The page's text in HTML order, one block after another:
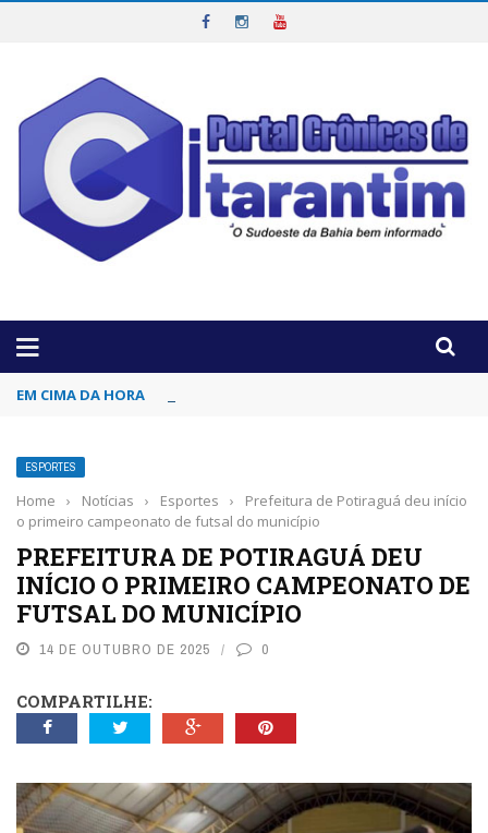
EM CIMA DA HORA
ESPORTES
Home › Notícias › Esportes ›
Prefeitura de Potiraguá deu início
o primeiro campeonato de futsal do município
PREFEITURA DE POTIRAGUÁ DEU
INÍCIO O PRIMEIRO CAMPEONATO DE
FUTSAL DO MUNICÍPIO
14 DE OUTUBRO DE 2025 0
COMPARTILHE: